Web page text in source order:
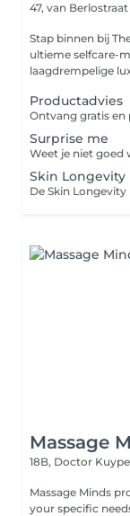
47, van Berlostraat
Stap binnen bij
ultieme selfcare-
laagdrempelige
Productadvies
Surprise me
Skin Longevity
Massage
18B, Doctor
Massage Minds
your specific